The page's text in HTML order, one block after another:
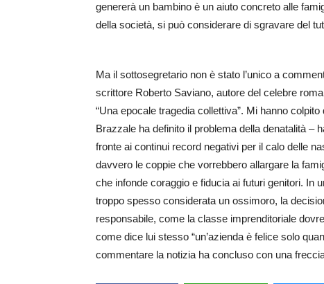
genererà un bambino è un aiuto concreto alle
della società, si può considerare di sgravare del
Ma il sottosegretario non è stato l’unico a
scrittore Roberto Saviano, autore del celebre
“Una epocale tragedia collettiva”. Mi hanno
Brazzale ha definito il problema della denatalità –
fronte ai continui record negativi per il calo delle
davvero le coppie che vorrebbero allargare la
che infonde coraggio e fiducia ai futuri genitori. In
troppo spesso considerata un ossimoro, la
responsabile, come la classe imprenditoriale
come dice lui stesso “un’azienda è felice solo
commentare la notizia ha concluso con una